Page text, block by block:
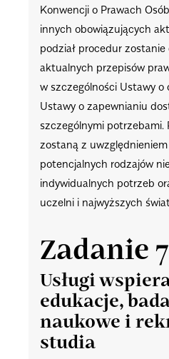
Konwencji o Prawach
innych obowiązujących
podział procedur
aktualnych przepisów
w szczególności Ustawy
Ustawy o zapewnianiu
szczególnymi potrzebami.
zostaną z
potencjalnych rodzajów
indywidualnych potrzeb
uczelni i najwyższych
Zadanie 7
Usługi
edukacje,
naukowe i
studia